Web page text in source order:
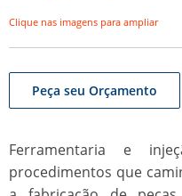
Clique nas imagens para ampliar
Peça seu Orçamento
Ferramentaria e
procedimentos que